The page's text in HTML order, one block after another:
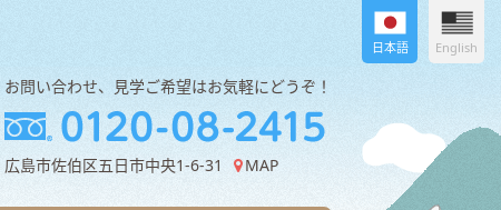
お問い合わせ、見学ご希望はお気軽にどうぞ！
広島市佐伯区五日市中央1-6-31 MAP
日本語 English